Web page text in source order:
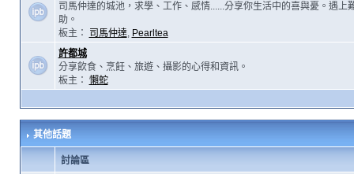
司馬仲達的城池，求學、工作、感情......分享你生活中的喜與憂。遇上
助。
板主：
司馬仲達, Pearltea
許都城
分享飲食、烹飪、旅遊、攝影的心得和資訊。
板主： 懶蛇
其他話題
討論區